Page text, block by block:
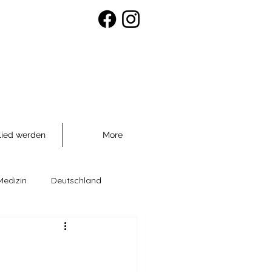
werden More
Deutschland